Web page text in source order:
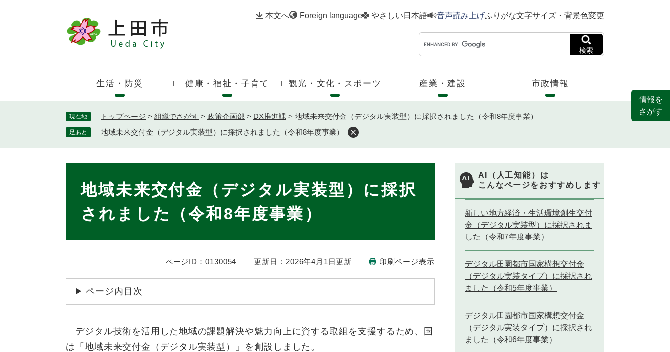
。
本文へ Foreign language やさしい日本語 音声読み上げふりがな文字サイズ・背景色変更
ド
検索
生活・防災 健康・福祉・子育て 観光・文化・スポーツ 産業・建設 市政情報
現在地 トップページ > 組織でさがす > 政策企画部 > DX推進課 > 地域未来交付金（デジタル実装型）に採択されました（令和8年度事業）
足あと 地域未来交付金（デジタル実装型）に採択されました（令和8年度事業）
地域未来交付金（デジタル実装型）に採択
されました（令和8年度事業）
ページID：0130054 更新日：2026年4月1日更新 印刷ページ表示
ページ内目次
デジタル技術を活用した地域の課題解決や魅力向上に資する取組を支援するため、国
は「地域未来交付金（デジタル実装型）」を創設しました。
AI（人工知能）は
こんなページをおすすめします
新しい地方経済・生活環境創生交付
金（デジタル実装型）に採択されま
した（令和7年度事業）
デジタル田園都市国家構想交付金
（デジタル実装タイプ）に採択され
ました（令和5年度事業）
デジタル田園都市国家構想交付金
（デジタル実装タイプ）に採択され
ました（令和6年度事業）
情報を
さがす